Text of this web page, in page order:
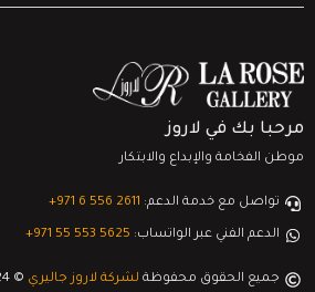
مرحبا بك في لاروز
موطن الفخامة والإبداع والابتكار
تواصل مع خدمة الدعم: ‎+971 6 556 2611
الدعم الفني عبر الواتساب: ‎+971 55 553 5625
جميع الحقوق محفوظة لشركة لاروز جاليري © 2024